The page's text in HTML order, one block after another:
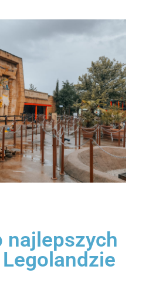
najlepszych